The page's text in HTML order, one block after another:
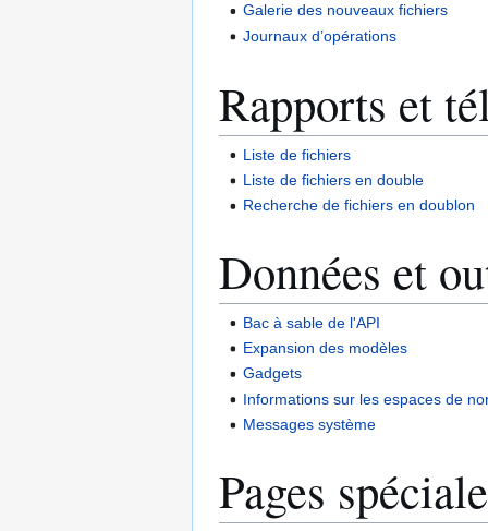
Galerie des nouveaux fichiers
Journaux d’opérations
Rapports et
Liste de fichiers
Liste de fichiers en double
Recherche de fichiers en doublon
Données et
Bac à sable de l'API
Expansion des modèles
Gadgets
Informations sur les espaces de
Messages système
Pages